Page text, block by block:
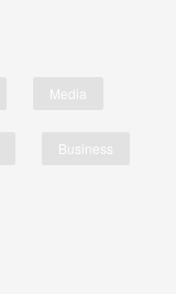
Media
Business